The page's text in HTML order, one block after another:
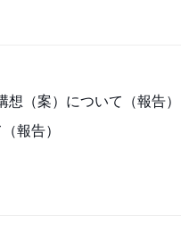
（案）について（報告）
報告）